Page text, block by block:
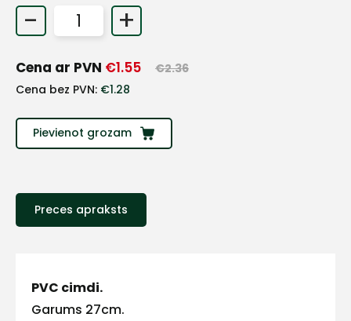
- +
Cena ar PVN €1.55 €2.36
Cena bez PVN: €1.28
Pievienot grozam
Preces apraksts
PVC cimdi.
Garums 27cm.
+